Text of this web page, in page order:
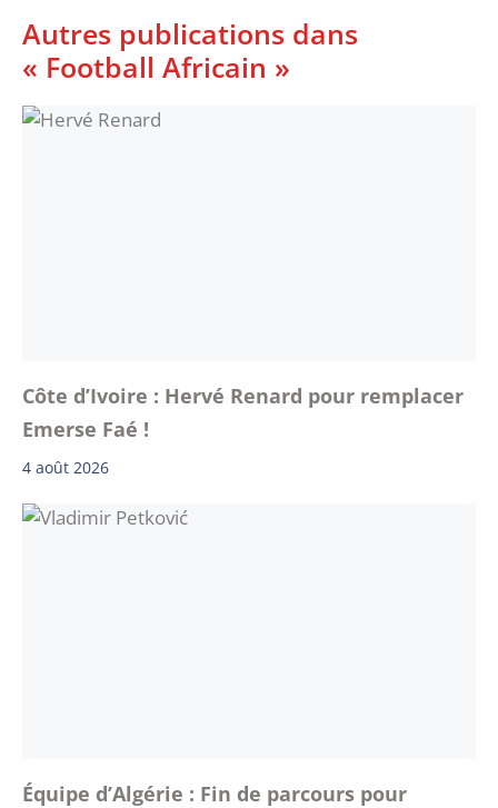
Autres publications dans
« Football Africain »
Côte d’Ivoire : Hervé Renard pour remplacer
Emerse Faé !
4 août 2026
Équipe d’Algérie : Fin de parcours pour